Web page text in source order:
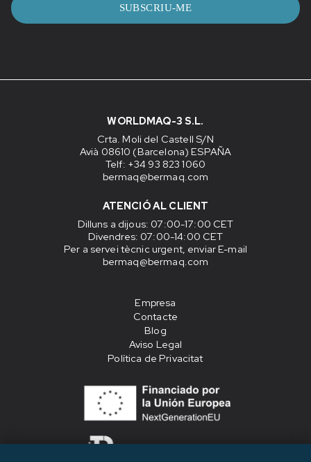
SUBSCRIU-ME
WORLDMAQ-3 S.L.
Crta. Moli del Castell S/N
Avià 08610 (Barcelona) ESPAÑA
Telf: +34 93 823 1060
bermaq@bermaq.com
ATENCIÓ AL CLIENT
Dilluns a dijous: 07:00-17:00 CET
Divendres: 07:00-14:00 CET
Per a servei tècnic urgent, enviar E-mail
bermaq@bermaq.com
Empresa
Contacte
Blog
Aviso Legal
Política de Privacitat